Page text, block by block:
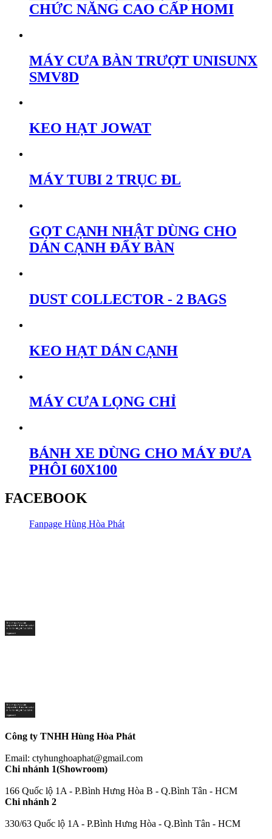
CHỨC NĂNG CAO CẤP HOMI
MÁY CƯA BÀN TRƯỢT UNISUNX
SMV8D
KEO HẠT JOWAT
MÁY TUBI 2 TRỤC ĐL
GỌT CẠNH NHẬT DÙNG CHO
DÁN CẠNH ĐẨY BÀN
DUST COLLECTOR - 2 BAGS
KEO HẠT DÁN CẠNH
MÁY CƯA LỌNG CHỈ
BÁNH XE DÙNG CHO MÁY ĐƯA
PHÔI 60X100
FACEBOOK
Fanpage Hùng Hòa Phát
Công ty TNHH Hùng Hòa Phát
Email: ctyhunghoaphat@gmail.com
Chi nhánh 1(Showroom)
166 Quốc lộ 1A - P.Bình Hưng Hòa B - Q.Bình Tân - HCM
Chi nhánh 2
330/63 Quốc lộ 1A - P.Bình Hưng Hòa - Q.Bình Tân - HCM